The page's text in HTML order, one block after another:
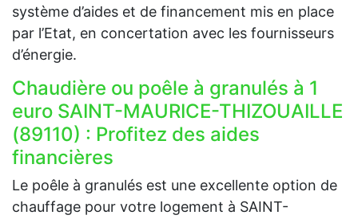
système d’aides et de financement mis en place
par l’Etat, en concertation avec les fournisseurs
d’énergie.
Chaudière ou poêle à granulés à 1
euro SAINT-MAURICE-THIZOUAILLE
(89110) : Profitez des aides
financières
Le poêle à granulés est une excellente option de
chauffage pour votre logement à SAINT-